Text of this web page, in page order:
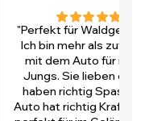
"Perfekt für
Ich bin mehr als
mit dem Auto für
Jungs. Sie lieben es
haben richtig Spass!
Auto hat richtig Kraft